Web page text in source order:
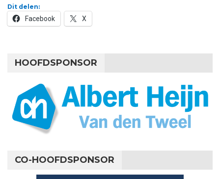
Dit delen:
Facebook X
HOOFDSPONSOR
CO-HOOFDSPONSOR